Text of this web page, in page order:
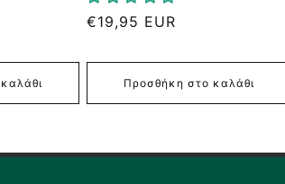
Κανονική
€19,95 EUR
Προσθήκη στο καλάθι